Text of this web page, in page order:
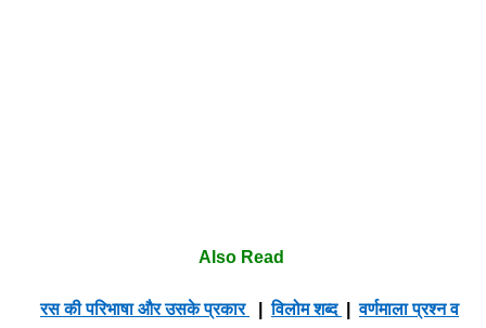
Also Read
रस की परिभाषा और उसके प्रकार |विलोम शब्द |वर्णमाला प्रश्न व